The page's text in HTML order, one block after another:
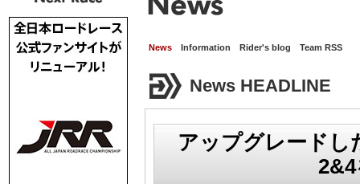
Next Race
News Information Rider's blog Team RSS
News HEADLINE
アップグレード